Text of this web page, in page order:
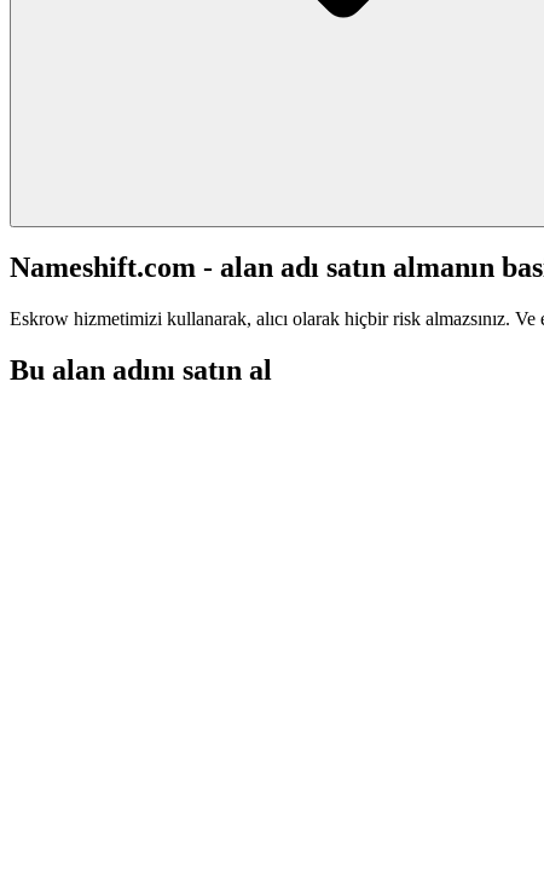
Nameshift.com - alan adı satın almanın
Eskrow hizmetimizi kullanarak, alıcı olarak hiçbir risk almazsınız.
Bu alan adını satın al